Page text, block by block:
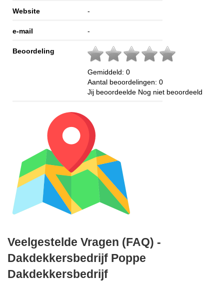
Website -
e-mail -
Beoordeling
Gemiddeld: 0
Aantal beoordelingen: 0
Jij beoordeelde Nog niet beoordeeld
Veelgestelde Vragen (FAQ) -
Dakdekkersbedrijf Poppe
Dakdekkersbedrijf